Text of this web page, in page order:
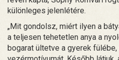
különleges jelenlétére.
„Mit gondolsz, miért ilyen a
a teljesen tehetetlen anya a
bogarat ültetve a gyerek